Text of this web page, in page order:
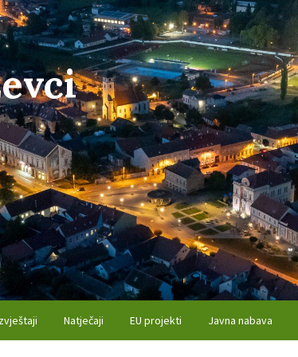
Natječaji EU projekti Javna nabava